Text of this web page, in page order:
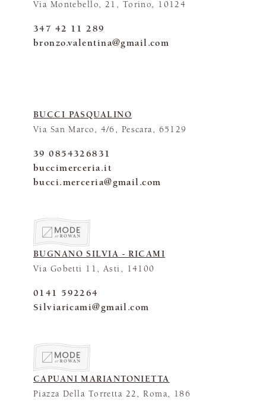
Via Montebello, 21, Torino, 10124
347 42 11 289
bronzo.valentina@gmail.com
BUCCI PASQUALINO
Via San Marco, 4/6, Pescara, 65129
39 0854326831
buccimerceria.it
bucci.merceria@gmail.com
BUGNANO SILVIA - RICAMI
Via Gobetti 11, Asti, 14100
0141 592264
Silviaricami@gmail.com
CAPUANI MARIANTONIETTA
Piazza Della Torretta 22, Roma, 186